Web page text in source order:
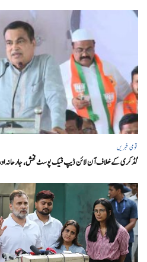
قومی خبریں
گڈکری کے خلاف آن لائن ڈیپ فیک پوسٹ فحش، جارحانہ اور